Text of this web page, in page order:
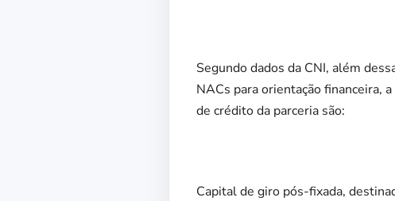
Segundo dados da CNI, além
NACs para orientação financeira,
de crédito da parceria são:
Capital de giro pós-fixada,